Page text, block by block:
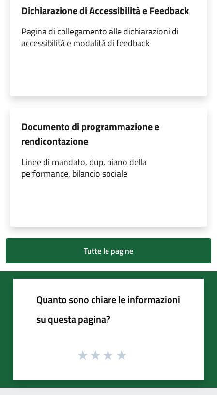
Dichiarazione di Accessibilità e Feedback
Pagina di collegamento alle dichiarazioni di
accessibilità e modalità di feedback
Documento di programmazione e
rendicontazione
Linee di mandato, dup, piano della
performance, bilancio sociale
Tutte le pagine
Quanto sono chiare le informazioni
su questa pagina?